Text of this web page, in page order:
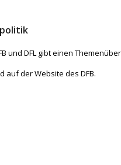
und DFL gibt einen
auf der Website des DFB.